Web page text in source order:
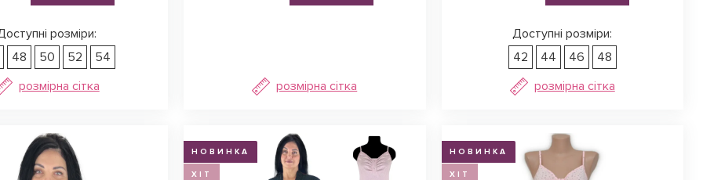
розміри:
48 50 52
54
розмірна сітка
розмірна сітка
Доступні розміри:
42
44 46
48
розмірна сітка
НОВИНКА
ХІТ
НОВИНКА
ХІТ